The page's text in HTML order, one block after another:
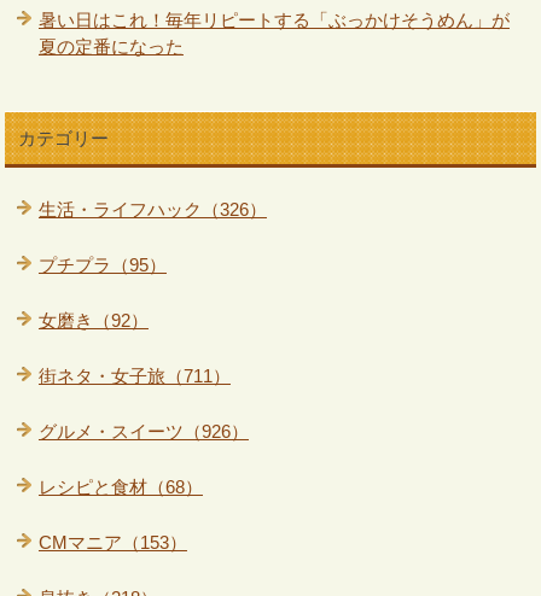
暑い日はこれ！毎年リピートする「ぶっかけそうめん」が
夏の定番になった
カテゴリー
生活・ライフハック（326）
プチプラ（95）
女磨き（92）
街ネタ・女子旅（711）
グルメ・スイーツ（926）
レシピと食材（68）
CMマニア（153）